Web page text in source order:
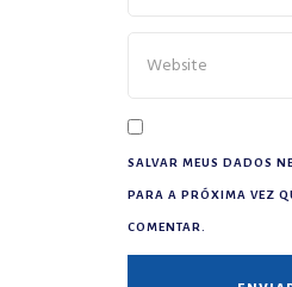
SALVAR MEUS DADOS
PARA A PRÓXIMA VEZ
COMENTAR.